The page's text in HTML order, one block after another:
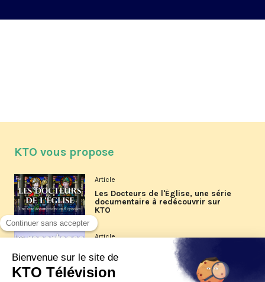
KTO vous propose
Article
Les Docteurs de l'Église, une série
documentaire à redécouvrir sur
KTO
Article
Les reportages d'été 2026 de KTO